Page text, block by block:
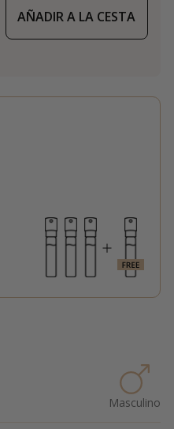
AÑADIR A LA CESTA
Masculino